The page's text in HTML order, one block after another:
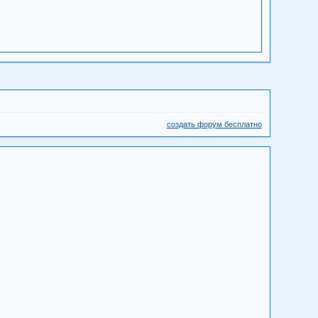
создать форум бесплатно